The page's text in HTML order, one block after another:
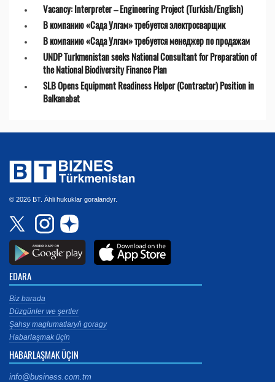
Vacancy: Interpreter – Engineering Project (Turkish/English)
В компанию «Сада Улгам» требуется электросварщик
В компанию «Сада Улгам» требуется менеджер по продажам
UNDP Turkmenistan seeks National Consultant for Preparation of
the National Biodiversity Finance Plan
SLB Opens Equipment Readiness Helper (Contractor) Position in
Balkanabat
© 2026 BT. Ähli hukuklar goralandyr.
EDARA
Biz barada
Düzgünler we şertler
Şahsy maglumatlaryň goragy
Habarlaşmak üçin
HABARLAŞMAK ÜÇIN
info@business.com.tm